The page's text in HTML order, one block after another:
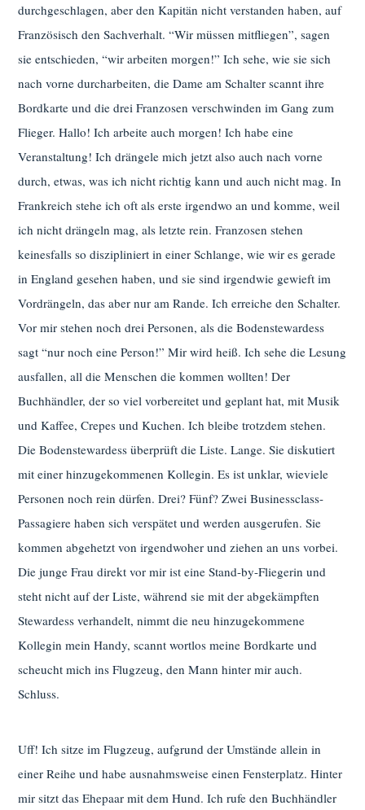
durchgeschlagen, aber den Kapitän nicht verstanden haben, auf
Französisch den Sachverhalt. “Wir müssen mitfliegen”, sagen
sie entschieden, “wir arbeiten morgen!” Ich sehe, wie sie sich
nach vorne durcharbeiten, die Dame am Schalter scannt ihre
Bordkarte und die drei Franzosen verschwinden im Gang zum
Flieger. Hallo! Ich arbeite auch morgen! Ich habe eine
Veranstaltung! Ich drängele mich jetzt also auch nach vorne
durch, etwas, was ich nicht richtig kann und auch nicht mag. In
Frankreich stehe ich oft als erste irgendwo an und komme, weil
ich nicht drängeln mag, als letzte rein. Franzosen stehen
keinesfalls so diszipliniert in einer Schlange, wie wir es gerade
in England gesehen haben, und sie sind irgendwie gewieft im
Vordrängeln, das aber nur am Rande. Ich erreiche den Schalter.
Vor mir stehen noch drei Personen, als die Bodenstewardess
sagt “nur noch eine Person!” Mir wird heiß. Ich sehe die Lesung
ausfallen, all die Menschen die kommen wollten! Der
Buchhändler, der so viel vorbereitet und geplant hat, mit Musik
und Kaffee, Crepes und Kuchen. Ich bleibe trotzdem stehen.
Die Bodenstewardess überprüft die Liste. Lange. Sie diskutiert
mit einer hinzugekommenen Kollegin. Es ist unklar, wieviele
Personen noch rein dürfen. Drei? Fünf? Zwei Businessclass-
Passagiere haben sich verspätet und werden ausgerufen. Sie
kommen abgehetzt von irgendwoher und ziehen an uns vorbei.
Die junge Frau direkt vor mir ist eine Stand-by-Fliegerin und
steht nicht auf der Liste, während sie mit der abgekämpften
Stewardess verhandelt, nimmt die neu hinzugekommene
Kollegin mein Handy, scannt wortlos meine Bordkarte und
scheucht mich ins Flugzeug, den Mann hinter mir auch.
Schluss.
Uff! Ich sitze im Flugzeug, aufgrund der Umstände allein in
einer Reihe und habe ausnahmsweise einen Fensterplatz. Hinter
mir sitzt das Ehepaar mit dem Hund. Ich rufe den Buchhändler